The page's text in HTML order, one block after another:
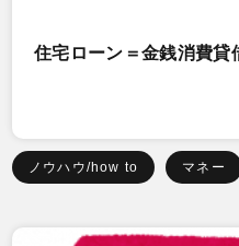
住宅ローン＝金銭消費
ノウハウ/how to マネー